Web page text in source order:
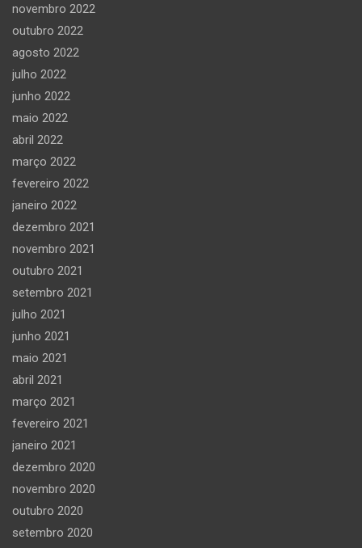
novembro 2022
outubro 2022
agosto 2022
julho 2022
junho 2022
maio 2022
abril 2022
março 2022
fevereiro 2022
janeiro 2022
dezembro 2021
novembro 2021
outubro 2021
setembro 2021
julho 2021
junho 2021
maio 2021
abril 2021
março 2021
fevereiro 2021
janeiro 2021
dezembro 2020
novembro 2020
outubro 2020
setembro 2020